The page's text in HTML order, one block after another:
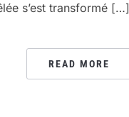
s’est transformé […]
READ MORE